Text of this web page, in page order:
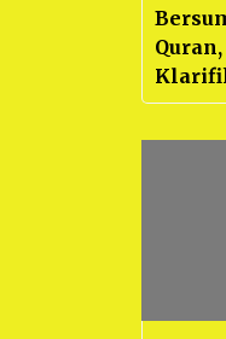
Surga
viral